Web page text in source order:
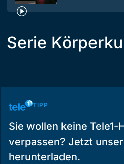
Serie
TIPP
Sie wollen keine Tele1-
verpassen? Jetzt
herunterladen.